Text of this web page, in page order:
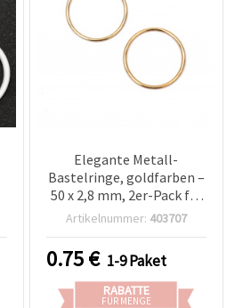
Elegante Metall-
Bastelringe, goldfarben –
50 x 2,8 mm, 2er-Pack für
Makramee, Traumfänger,
Artikelnummer: 403707
0.75€ 1-9 Paket
RABATTE
FÜR MENGE